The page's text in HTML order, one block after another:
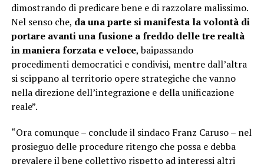
dimostrando di predicare bene e di razzolare malissimo.
Nel senso che, da una parte si manifesta la volontà di
portare avanti una fusione a freddo delle tre realtà
in maniera forzata e veloce, baipassando
procedimenti democratici e condivisi, mentre dall’altra
si scippano al territorio opere strategiche che vanno
nella direzione dell’integrazione e della unificazione
reale”.
“Ora comunque – conclude il sindaco Franz Caruso – nel
prosieguo delle procedure ritengo che possa e debba
prevalere il bene collettivo rispetto ad interessi altri